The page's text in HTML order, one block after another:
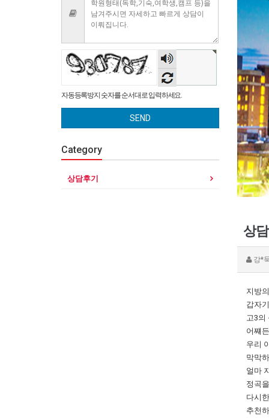
상
강*
지방
갑자
고3의
어쨰
우리
막막
얼마
정곡
다시
추천
숫자
듣기
자동등록방지 숫자를 순서대로 입력하세요.
SEND
Category
상담후기